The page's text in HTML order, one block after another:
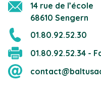
14 rue de l’école
68610 Sengern
01.80.92.52.30
01.80.92.52.34 -